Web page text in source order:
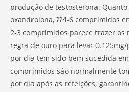
produção de testosterona.
oxandrolona, ??4-6 comprimidos
2-3 comprimidos parece trazer os
regra de ouro para levar
por dia tem sido bem sucedida
comprimidos são normalmente
por dia após as refeições,